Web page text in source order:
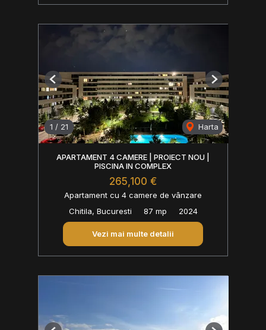
1 / 21 Harta
Previous Next
APARTAMENT 4 CAMERE | PROIECT NOU |
PISCINA IN COMPLEX
265,100 €
Apartament cu 4 camere de vânzare
Chitila, Bucuresti
87 mp 2024
Vezi mai multe detalii